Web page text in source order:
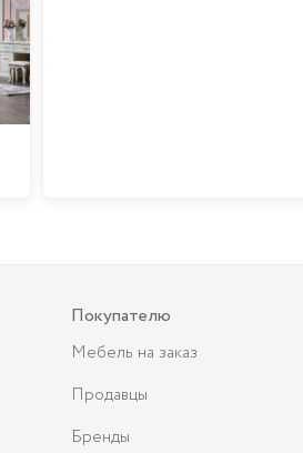
Покупателю
Мебель на заказ
Продавцы
Бренды